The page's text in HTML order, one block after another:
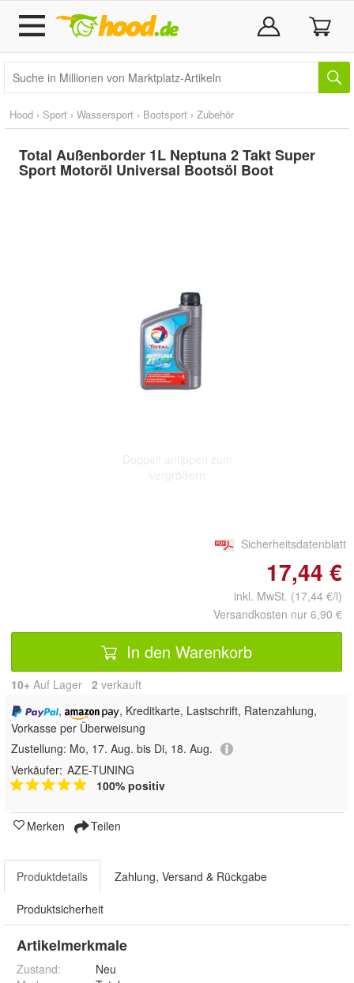
Hood › Sport › Wassersport › Bootsport › Zubehör
Total Außenborder 1L Neptuna 2 Takt Super
Sport Motoröl Universal Bootsöl Boot
Sicherheitsdatenblatt
17,44 €
inkl. MwSt. (17,44 €/l)
Versandkosten nur 6,90 €
In den Warenkorb
10+ Auf Lager 2 verkauft
,
, Kreditkarte, Lastschrift, Ratenzahlung,
Vorkasse per Überweisung
Zustellung: Mo, 17. Aug. bis Di, 18. Aug.
Verkäufer: AZE-TUNING
100% positiv
Merken Teilen
Produktdetails Zahlung, Versand & Rückgabe
Produktsicherheit
Artikelmerkmale
Zustand:
Neu